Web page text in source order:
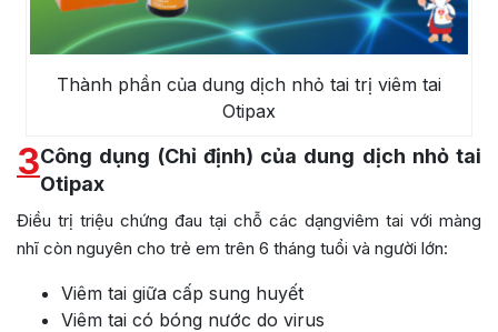
Thành phần của dung dịch nhỏ tai trị viêm tai
Otipax
3Công dụng (Chỉ định) của dung dịch nhỏ tai
Otipax
Điều trị triệu chứng đau tại chỗ các dạngviêm tai với màng
nhĩ còn nguyên cho trẻ em trên 6 tháng tuổi và người lớn:
Viêm tai giữa cấp sung huyết
Viêm tai có bóng nước do virus